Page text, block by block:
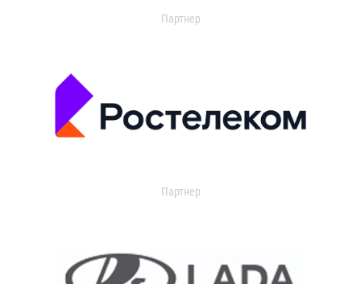
Партнер
Партнер